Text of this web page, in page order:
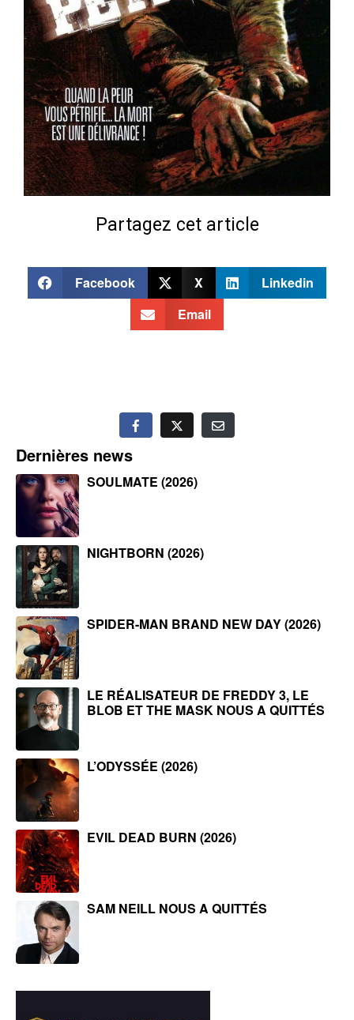
Partagez cet article
Facebook X
Linkedin
Email
Dernières news
SOULMATE (2026)
NIGHTBORN (2026)
SPIDER-MAN BRAND NEW DAY (2026)
LE RÉALISATEUR DE FREDDY 3, LE
BLOB ET THE MASK NOUS A QUITTÉS
L’ODYSSÉE (2026)
EVIL DEAD BURN (2026)
SAM NEILL NOUS A QUITTÉS